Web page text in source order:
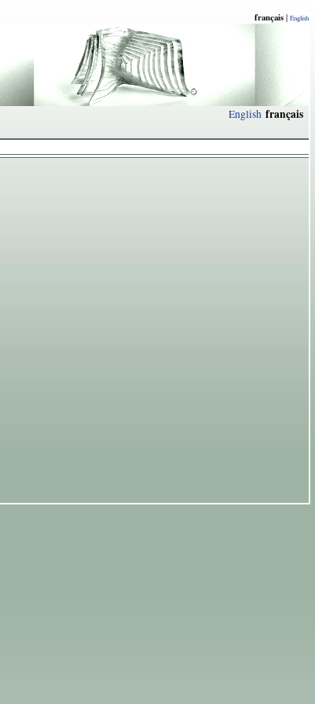
français | English
English français